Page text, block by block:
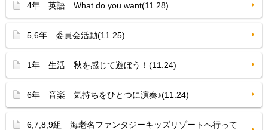
4年 英語 What do you want(11.28)
5,6年 委員会活動(11.25)
1年 生活 秋を感じて遊ぼう！(11.24)
6年 音楽 気持ちをひとつに演奏♪(11.24)
6,7,8,9組 海老名ファンタジーキッズリゾートへ行って